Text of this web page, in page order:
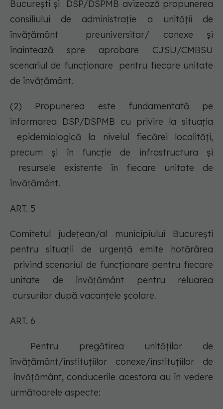
Bucureşti şi DSP/DSPMB avizează propunerea
consiliului de administraţie a unităţii de
învățământ preuniversitar/ conexe şi
înaintează spre aprobare CJSU/CMBSU
scenariul de funcţionare pentru fiecare unitate
de învăţământ.
(2) Propunerea este fundamentată pe
informarea DSP/DSPMB cu privire la situaţia
epidemiologică la nivelul fiecărei localităţi,
precum şi în funcţie de infrastructura şi
resursele existente în fiecare unitate de
învăţământ.
ART. 5
Comitetul judeţean/al municipiului Bucureşti
pentru situaţii de urgenţă emite hotărârea
privind scenariul de funcţionare pentru fiecare
unitate de învăţământ pentru reluarea
cursurilor după vacanțele școlare.
ART. 6
Pentru pregătirea unităților de
învățământ/instituțiilor conexe/instituțiilor de
învățământ, conducerile acestora au în vedere
următoarele aspecte: